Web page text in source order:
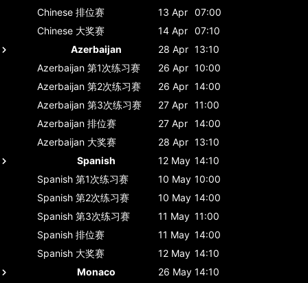
Chinese 排位赛 13 Apr 07:00
Chinese 大奖赛 14 Apr 07:10
Azerbaijan
28 Apr 13:10
Azerbaijan 第1次练习赛 26 Apr 10:00
Azerbaijan 第2次练习赛 26 Apr 14:00
Azerbaijan 第3次练习赛 27 Apr 11:00
Azerbaijan 排位赛 27 Apr 14:00
Azerbaijan 大奖赛 28 Apr 13:10
Spanish
12 May 14:10
Spanish 第1次练习赛 10 May 10:00
Spanish 第2次练习赛 10 May 14:00
Spanish 第3次练习赛 11 May 11:00
Spanish 排位赛 11 May 14:00
Spanish 大奖赛 12 May 14:10
Monaco
26 May 14:10